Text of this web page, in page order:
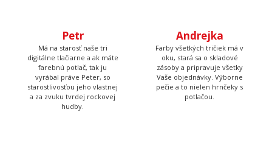
Petr
Má na starosť naše tri
digitálne tlačiarne a ak máte
farebnú potlač, tak ju
vyrábal práve Peter, so
starostlivosťou jeho vlastnej
a za zvuku tvrdej rockovej
hudby.
Andrejka
Farby všetkých tričiek má v
oku, stará sa o skladové
zásoby a pripravuje všetky
Vaše objednávky. Výborne
pečie a to nielen hrnčeky s
potlačou.